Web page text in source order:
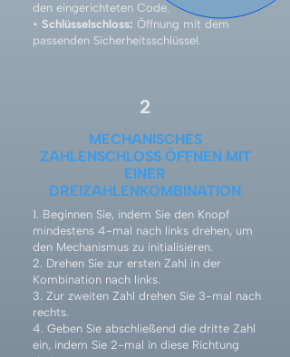
den eingerichteten Code.
• Schlüsselschloss: Öffnung mit dem
passenden Sicherheitsschlüssel.
2
MECHANISCHES
ZAHLENSCHLOSS ÖFFNEN MIT
EINER
DREIZAHLENKOMBINATION
1. Beginnen Sie, indem Sie den Knopf
mindestens 4-mal nach links drehen, um
den Mechanismus zu initialisieren.
2. Drehen Sie zur ersten Zahl in der
Kombination nach links.
3. Zur zweiten Zahl drehen Sie 3-mal nach
rechts.
4. Geben Sie abschließend die dritte Zahl
ein, indem Sie 2-mal in diese Richtung